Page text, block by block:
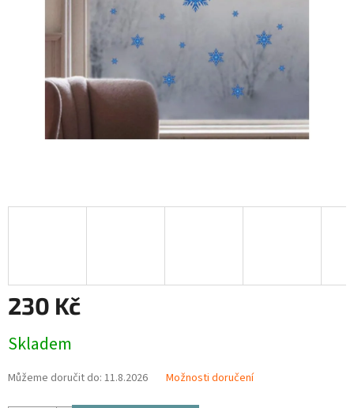
230 Kč
cena:
Skladem
Můžeme doručit do: 11.8.2026 Možnosti doručení